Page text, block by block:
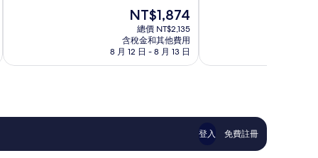
錯
評
現
在
價
格
為
NT$1,874
總價 NT$2,135
含稅金和其他費用
8 月 12 日 - 8 月 13 日
Montlucon
夠
評
論
登入 免費註冊